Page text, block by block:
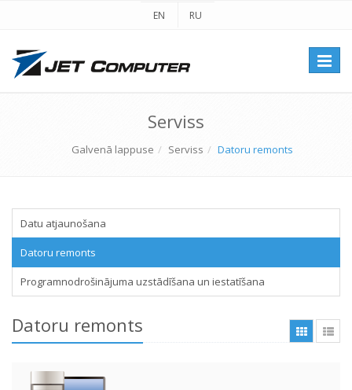
EN RU
Serviss
Galvenā lappuse Serviss Datoru remonts
Datu atjaunošana
Datoru remonts
Programnodrošinājuma uzstādīšana un iestatīšana
Datoru remonts